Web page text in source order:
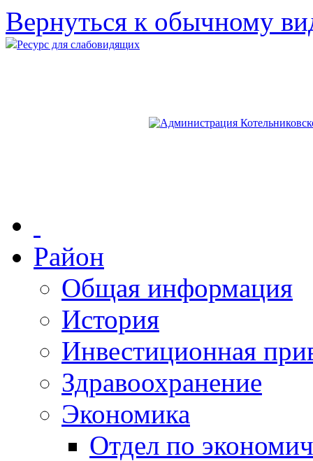
Вернуться к обычному
Ресурс для слабовидящих
Район
Общая информация
История
Инвестиционная
Здравоохранение
Экономика
Отдел по